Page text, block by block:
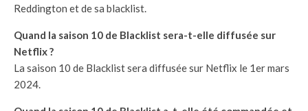
Reddington et de sa blacklist.
Quand la saison 10 de Blacklist sera-t-elle diffusée sur
Netflix ?
La saison 10 de Blacklist sera diffusée sur Netflix le 1er mars
2024.